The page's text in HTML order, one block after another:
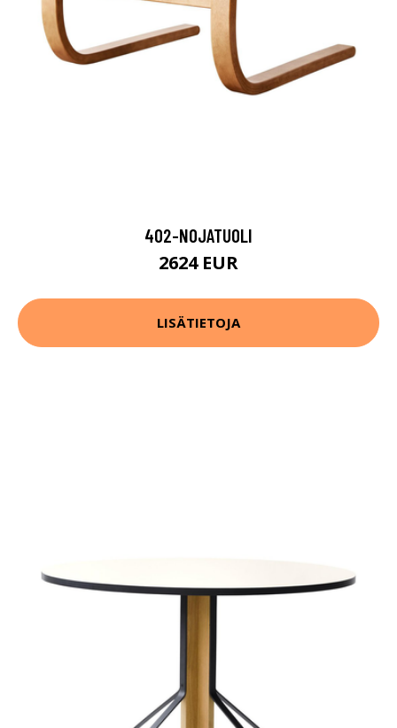
402-NOJATUOLI
2624 EUR
LISÄTIETOJA